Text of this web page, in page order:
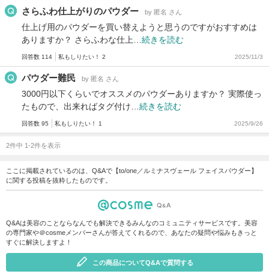
さらふわ仕上がりのパウダー by 匿名 さん
仕上げ用のパウダーを買い替えようと思うのですがおすすめは
ありますか？ さらふわな仕上… 続きを読む
回答数 114 私もしりたい！ 2 2025/11/3
パウダー難民 by 匿名 さん
3000円以下くらいでオススメのパウダーありますか？ 実際使っ
たもので、出来ればタグ付け… 続きを読む
回答数 95 私もしりたい！ 1 2025/9/26
2件中 1-2件を表示
ここに掲載されているのは、Q&Aで【to/one／ルミナスヴェール フェイスパウダー】
に関する投稿を抜粋したものです。
Q&Aは美容のことならなんでも解決できるみんなのコミュニティサービスです。美容
の専門家や＠cosmeメンバーさんが答えてくれるので、あなたの疑問や悩みもきっと
すぐに解決しますよ！
この商品についてQ&Aで質問する